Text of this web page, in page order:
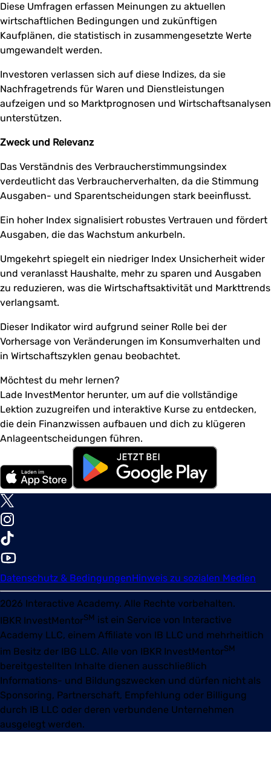
Diese Umfragen erfassen Meinungen zu aktuellen
wirtschaftlichen Bedingungen und zukünftigen
Kaufplänen, die statistisch in zusammengesetzte Werte
umgewandelt werden.
Investoren verlassen sich auf diese Indizes, da sie
Nachfragetrends für Waren und Dienstleistungen
aufzeigen und so Marktprognosen und Wirtschaftsanalysen
unterstützen.
Zweck und Relevanz
Das Verständnis des Verbraucherstimmungsindex
verdeutlicht das Verbraucherverhalten, da die Stimmung
Ausgaben- und Sparentscheidungen stark beeinflusst.
Ein hoher Index signalisiert robustes Vertrauen und fördert
Ausgaben, die das Wachstum ankurbeln.
Umgekehrt spiegelt ein niedriger Index Unsicherheit wider
und veranlasst Haushalte, mehr zu sparen und Ausgaben
zu reduzieren, was die Wirtschaftsaktivität und Markttrends
verlangsamt.
Dieser Indikator wird aufgrund seiner Rolle bei der
Vorhersage von Veränderungen im Konsumverhalten und
in Wirtschaftszyklen genau beobachtet.
Möchtest du mehr lernen?
Lade InvestMentor herunter, um auf die vollständige
Lektion zuzugreifen und interaktive Kurse zu entdecken,
die dein Finanzwissen aufbauen und dich zu klügeren
Anlageentscheidungen führen.
Datenschutz & BedingungenHinweis zu sozialen Medien
2026 Interactive Academy. Alle Rechte vorbehalten.
IBKR InvestMentorSM ist ein Service von Interactive
Academy LLC, einem Affiliate von IB LLC und mehrheitlich
im Besitz der IBG LLC. Alle von IBKR InvestMentorSM
bereitgestellten Inhalte dienen ausschließlich
Informations- und Bildungszwecken und dürfen nicht als
Sponsoring, Partnerschaft, Empfehlung oder Billigung
durch IB LLC oder deren verbundene Unternehmen
ausgelegt werden.